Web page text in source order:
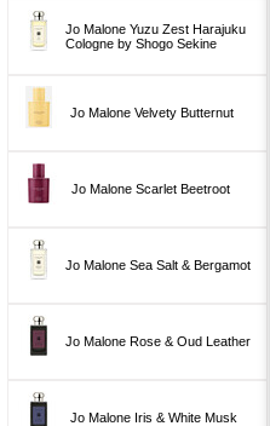
Jo Malone Yuzu Zest Harajuku
Cologne by Shogo Sekine
Jo Malone Velvety Butternut
Jo Malone Scarlet Beetroot
Jo Malone Sea Salt & Bergamot
Jo Malone Rose & Oud Leather
Jo Malone Iris & White Musk